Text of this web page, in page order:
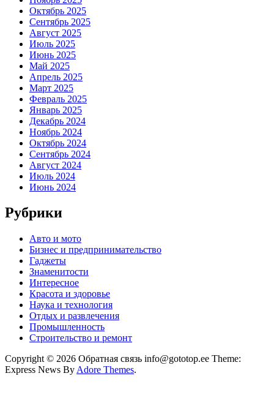
Октябрь 2025
Сентябрь 2025
Август 2025
Июль 2025
Июнь 2025
Май 2025
Апрель 2025
Март 2025
Февраль 2025
Январь 2025
Декабрь 2024
Ноябрь 2024
Октябрь 2024
Сентябрь 2024
Август 2024
Июль 2024
Июнь 2024
Рубрики
Авто и мото
Бизнес и предпринимательство
Гаджеты
Знаменитости
Интересное
Красота и здоровье
Наука и технология
Отдых и развлечения
Промышленность
Строительство и ремонт
Copyright © 2026 Обратная связь info@gototop.ee Theme:
Express News By Adore Themes.